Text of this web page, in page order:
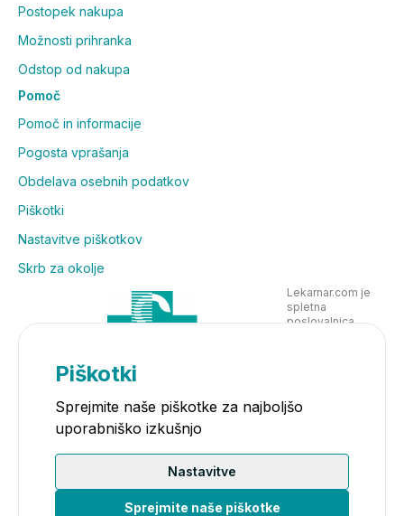
Postopek nakupa
Možnosti prihranka
Odstop od nakupa
Pomoč
Pomoč in informacije
Pogosta vprašanja
Obdelava osebnih podatkov
Piškotki
Nastavitve piškotkov
Skrb za okolje
Lekarnar.com je
spletna
poslovalnica
Piškotki
Sprejmite naše piškotke za najboljšo
uporabniško izkušnjo
Nastavitve
Sprejmite naše piškotke